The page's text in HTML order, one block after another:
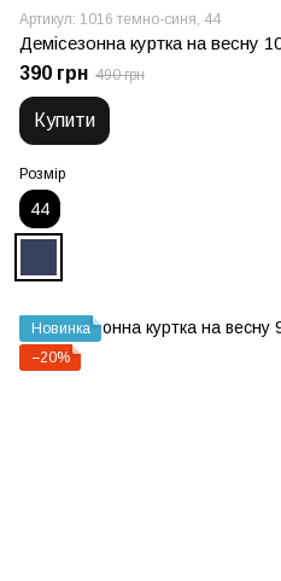
Артикул: 1016 темно-синя, 44
Демісезонна куртка на весну
390 грн 490 грн
Купити
Розмір
44
Новинка
−20%